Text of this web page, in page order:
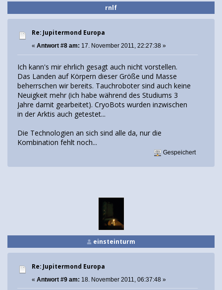
rnlf
Re: Jupitermond Europa
« Antwort #8 am: 17. November 2011, 22:27:38 »
Ich kann's mir ehrlich gesagt auch nicht vorstellen.
Das Landen auf Körpern dieser Größe und Masse
beherrschen wir bereits. Tauchroboter sind auch keine
Neuigkeit mehr (ich habe während des Studiums 3
Jahre damit gearbeitet). CryoBots wurden inzwischen
in der Arktis auch getestet...
Die Technologien an sich sind alle da, nur die
Kombination fehlt noch...
Gespeichert
einsteinturm
Re: Jupitermond Europa
« Antwort #9 am: 18. November 2011, 06:37:48 »